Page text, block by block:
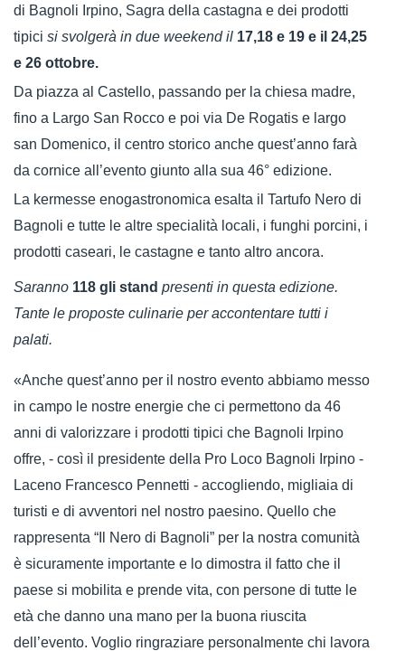
di Bagnoli Irpino, Sagra della castagna e dei prodotti
tipici si svolgerà in due weekend il 17,18 e 19 e il 24,25
e 26 ottobre.
Da piazza al Castello, passando per la chiesa madre,
fino a Largo San Rocco e poi via De Rogatis e largo
san Domenico, il centro storico anche quest’anno farà
da cornice all’evento giunto alla sua 46° edizione.
La kermesse enogastronomica esalta il Tartufo Nero di
Bagnoli e tutte le altre specialità locali, i funghi porcini, i
prodotti caseari, le castagne e tanto altro ancora.
Saranno 118 gli stand presenti in questa edizione.
Tante le proposte culinarie per accontentare tutti i
palati.
«Anche quest’anno per il nostro evento abbiamo messo
in campo le nostre energie che ci permettono da 46
anni di valorizzare i prodotti tipici che Bagnoli Irpino
offre, - così il presidente della Pro Loco Bagnoli Irpino -
Laceno Francesco Pennetti - accogliendo, migliaia di
turisti e di avventori nel nostro paesino. Quello che
rappresenta “Il Nero di Bagnoli” per la nostra comunità
è sicuramente importante e lo dimostra il fatto che il
paese si mobilita e prende vita, con persone di tutte le
età che danno una mano per la buona riuscita
dell’evento. Voglio ringraziare personalmente chi lavora